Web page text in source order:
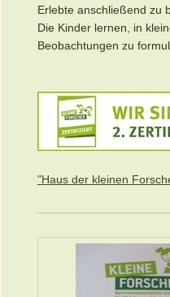
Erlebte anschließend zu
Die Kinder lernen, in
Beobachtungen zu
"Haus der kleinen